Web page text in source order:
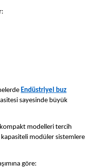
Endüstriyel buz
sayesinde büyük
modelleri tercih
modüler sistemlere
göre: